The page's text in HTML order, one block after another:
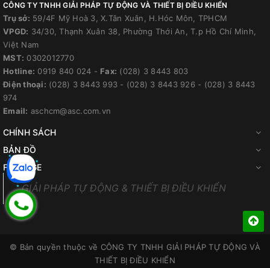
CÔNG TY TNHH GIẢI PHÁP TỰ ĐỘNG VÀ THIẾT BỊ ĐIỀU KHIỂN
Trụ sở: 59/4F Mỹ Hoà 3, X.Tân Xuân, H.Hóc Môn, TPHCM
VPGD: 34/30, Thạnh Xuân 38, Phường Thới An, T.p Hồ Chí Minh,
Việt Nam
MST: 0302012770
Hotline: 0919 840 024 - Fax: (028) 3 8443 803
Điện thoại: (028) 3 8443 993 - (028) 3 8443 926 - (028) 3 8443
974
Email: aschcm@asc.com.vn
CHÍNH SÁCH
BẢN ĐỒ
FANPAGE
GIẢI PHÁP TỰ ĐỘNG & THIẾT BỊ ĐIỀU KHIỂN
© Bản quyền thuộc về CÔNG TY TNHH GIẢI PHÁP TỰ ĐỘNG VÀ
THIẾT BỊ ĐIỀU KHIỂN